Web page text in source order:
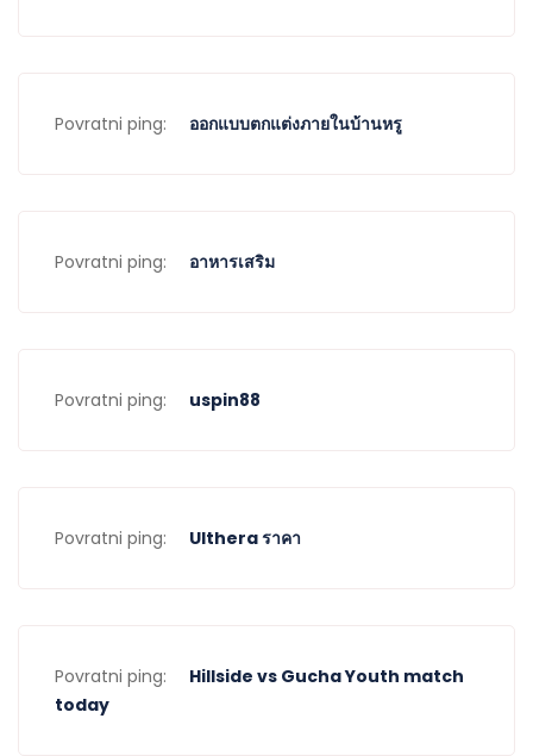
Povratni ping: ออกแบบตกแต่งภายในบ้านหรู
Povratni ping: อาหารเสริม
Povratni ping: uspin88
Povratni ping: Ulthera ราคา
Povratni ping:
Hillside vs Gucha Youth match
today